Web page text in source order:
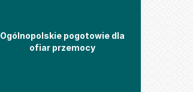
Ogólnopolskie pogotowie dla
ofiar przemocy